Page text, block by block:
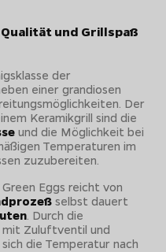
Qualität und Grillspaß
der
einer grandiosen
Der
Keramikgrill sind die
und die Möglichkeit bei
Temperaturen im
zuzubereiten.
Eggs reicht von
selbst dauert
. Durch die
Zuluftventil und
die Temperatur nach